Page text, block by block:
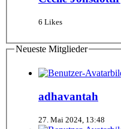
6 Likes
Neueste Mitglieder
adhavantah
27. Mai 2024, 13:48